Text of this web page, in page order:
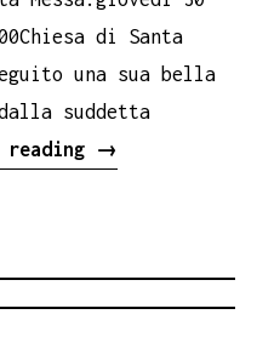
di Santa
una sua bella
suddetta
reading
Pane
→